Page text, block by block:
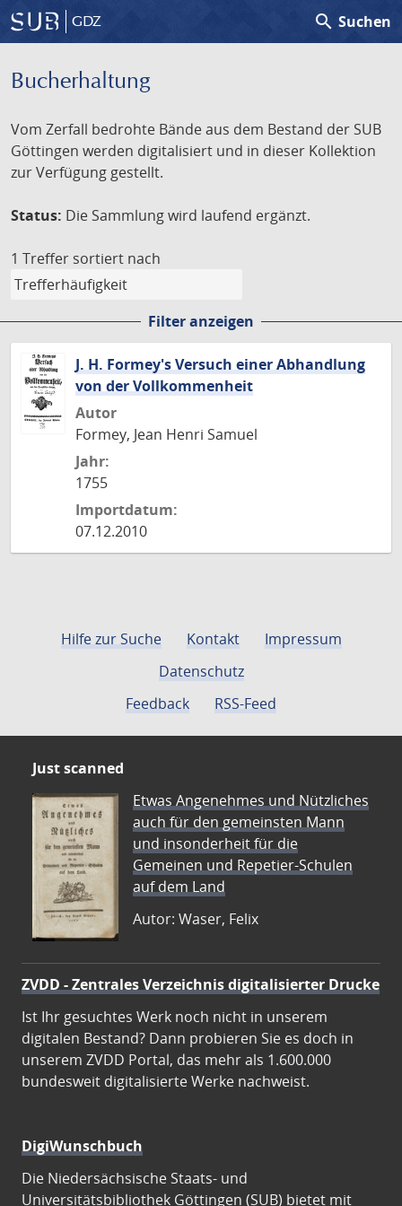
GDZ search Suchen
Bucherhaltung
Vom Zerfall bedrohte Bände aus dem Bestand der SUB
Göttingen werden digitalisiert und in dieser Kollektion
zur Verfügung gestellt.
Status: Die Sammlung wird laufend ergänzt.
1 Treffer sortiert nach
Filter anzeigen
J. H. Formey's Versuch einer Abhandlung
von der Vollkommenheit
Autor
Formey, Jean Henri Samuel
Jahr:
1755
Importdatum:
07.12.2010
Hilfe zur Suche Kontakt
Impressum
Datenschutz
Feedback
RSS-Feed
Just scanned
Etwas Angenehmes und Nützliches
auch für den gemeinsten Mann
und insonderheit für die
Gemeinen und Repetier-Schulen
auf dem Land
Autor: Waser, Felix
ZVDD - Zentrales Verzeichnis digitalisierter Drucke
Ist Ihr gesuchtes Werk noch nicht in unserem
digitalen Bestand? Dann probieren Sie es doch in
unserem ZVDD Portal, das mehr als 1.600.000
bundesweit digitalisierte Werke nachweist.
DigiWunschbuch
Die Niedersächsische Staats- und
Universitätsbibliothek Göttingen (SUB) bietet mit